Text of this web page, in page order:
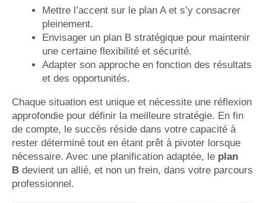
Mettre l’accent sur le plan A et s’y consacrer
pleinement.
Envisager un plan B stratégique pour maintenir
une certaine flexibilité et sécurité.
Adapter son approche en fonction des résultats
et des opportunités.
Chaque situation est unique et nécessite une réflexion
approfondie pour définir la meilleure stratégie. En fin
de compte, le succès réside dans votre capacité à
rester déterminé tout en étant prêt à pivoter lorsque
nécessaire. Avec une planification adaptée, le plan
B devient un allié, et non un frein, dans votre parcours
professionnel.